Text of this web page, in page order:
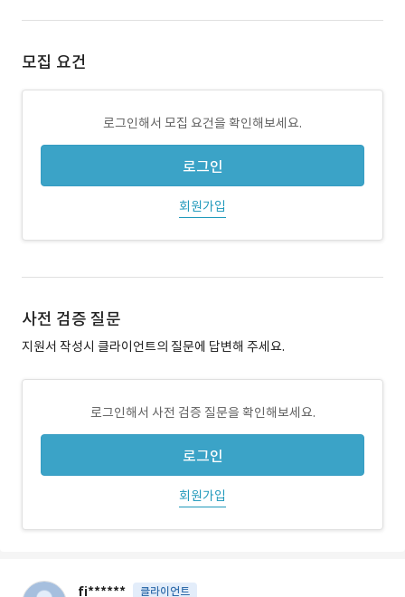
모집 요건
로그인해서 모집 요건을 확인해보세요.
로그인
회원가입
사전 검증 질문
지원서 작성시 클라이언트의 질문에 답변해 주세요.
로그인해서 사전 검증 질문을 확인해보세요.
로그인
회원가입
fi****** 클라이언트